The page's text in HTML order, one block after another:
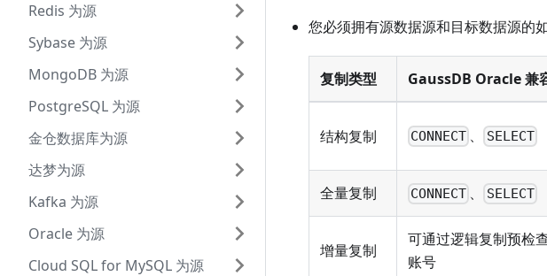
Redis 为源
Sybase 为源
MongoDB 为源
PostgreSQL 为源
金仓数据库为源
达梦为源
Kafka 为源
Oracle 为源
Cloud SQL for MySQL 为源
您必须拥有源数据源和目标数据源的
复制类型 GaussDB Oracle 兼
结构复制 CONNECT 、 SELECT
全量复制 CONNECT 、 SELECT
增量复制
可通过逻辑复制预检
账号